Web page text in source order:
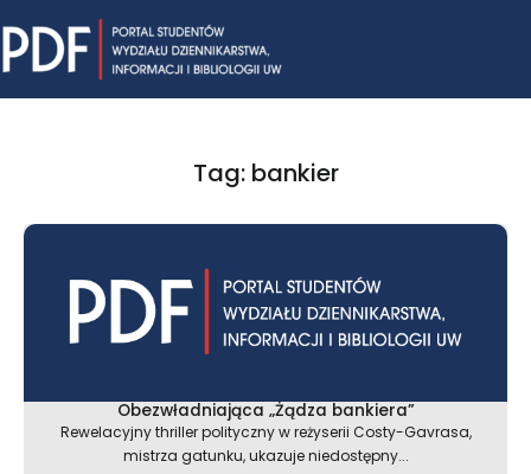
to
content
Tag: bankier
Obezwładniająca „Żądza bankiera”
Rewelacyjny thriller polityczny w reżyserii Costy-Gavrasa,
mistrza gatunku, ukazuje niedostępny...